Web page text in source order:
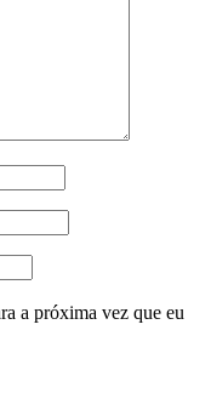
a próxima vez que eu